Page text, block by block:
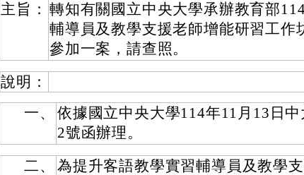
主旨： 轉知有關國立中央大學承辦教育部
輔導員及教學支援老師增能研習工作
參加一案，請查照。
說明：
一、
依據國立中央大學114年11月13日
2號函辦理。
二、
為提升客語教學實習輔導員及教學